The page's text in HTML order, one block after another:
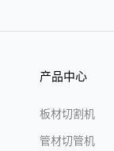
产品中心
板材切割机
管材切管机